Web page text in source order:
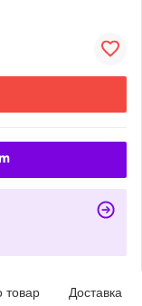
товар Доставка